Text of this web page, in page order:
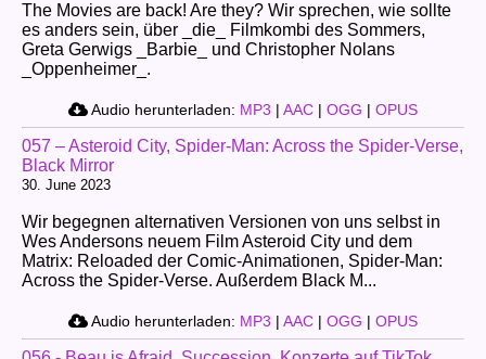
The Movies are back! Are they? Wir sprechen, wie sollte
es anders sein, über _die_ Filmkombi des Sommers,
Greta Gerwigs _Barbie_ und Christopher Nolans
_Oppenheimer_.
Audio herunterladen: MP3 | AAC | OGG | OPUS
057 – Asteroid City, Spider-Man: Across the Spider-Verse,
Black Mirror
30. June 2023
Wir begegnen alternativen Versionen von uns selbst in
Wes Andersons neuem Film Asteroid City und dem
Matrix: Reloaded der Comic-Animationen, Spider-Man:
Across the Spider-Verse. Außerdem Black M...
Audio herunterladen: MP3 | AAC | OGG | OPUS